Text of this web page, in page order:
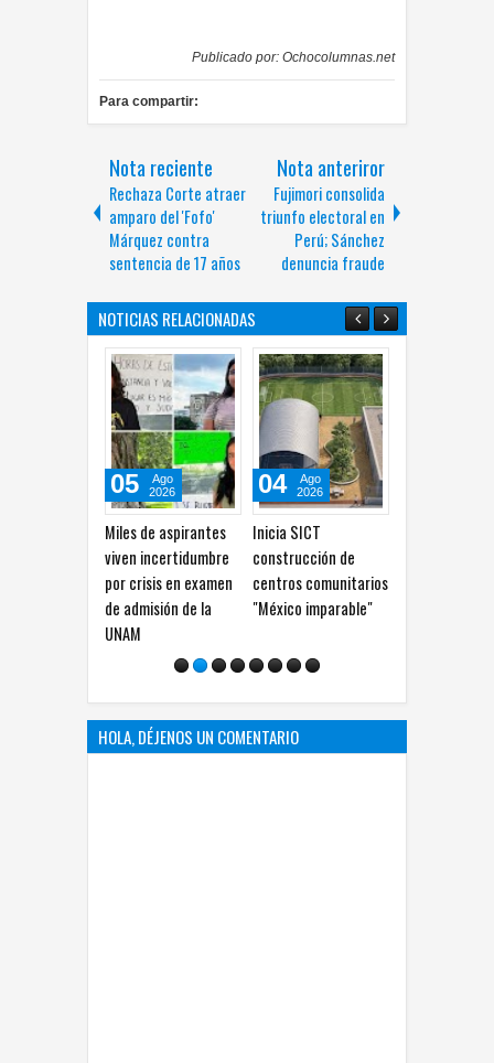
Publicado por: Ochocolumnas.net
Para compartir:
Nota reciente
Rechaza Corte atraer
amparo del 'Fofo'
Márquez contra
sentencia de 17 años
Nota anteriror
Fujimori consolida
triunfo electoral en
Perú; Sánchez
denuncia fraude
NOTICIAS RELACIONADAS
Miles de aspirantes
viven incertidumbre
por crisis en examen
de admisión de la
Inicia SICT
construcción de
centros comunitarios
"México imparable"
04
Ago
2026
Convoca INE a cubrir
176 vacantes, tres de
ellas en el IEE
Chihuahua
30
Jul
2026
HOLA, DÉJENOS UN COMENTARIO